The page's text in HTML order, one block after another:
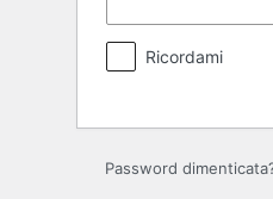
Ricordami
Password